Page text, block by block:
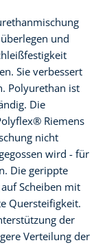
und
Sie verbessert
Polyurethan ist
Die
Riemens
nicht
wird - für
Die gerippte
Scheiben mit
Quersteifigkeit.
der
Verteilung der